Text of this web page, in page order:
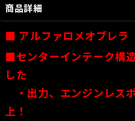
商品詳細
■ アルファロメオブレラ
■センターインテーク構
した
・出力、エンジンレス
上！